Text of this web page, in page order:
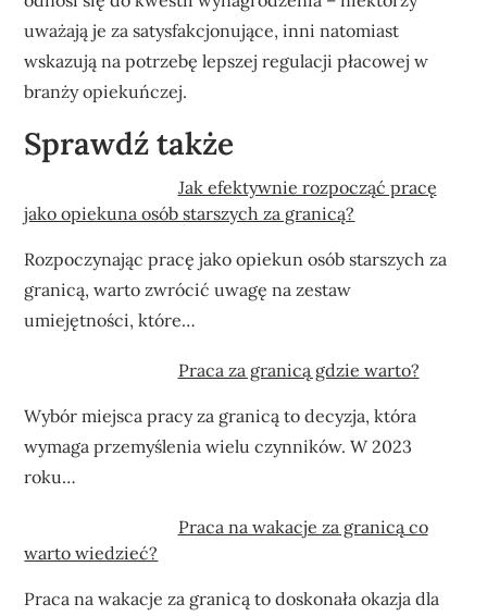
uważają je za satysfakcjonujące, inni natomiast
wskazują na potrzebę lepszej regulacji płacowej w
branży opiekuńczej.
Sprawdź także
Jak efektywnie rozpocząć pracę
jako opiekuna osób starszych za granicą?
Rozpoczynając pracę jako opiekun osób starszych za
granicą, warto zwrócić uwagę na zestaw
umiejętności, które…
Praca za granicą gdzie warto?
Wybór miejsca pracy za granicą to decyzja, która
wymaga przemyślenia wielu czynników. W 2023
roku…
Praca na wakacje za granicą co
warto wiedzieć?
Praca na wakacje za granicą to doskonała okazja dla